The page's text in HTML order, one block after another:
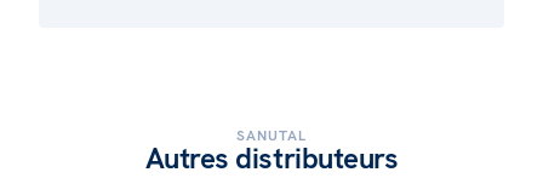
SANUTAL
Autres distributeurs